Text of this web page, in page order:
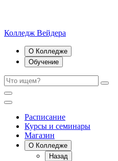
Колледж Вейдера
О Колледже
Обучение
Расписание
Курсы и семинары
Магазин
О Колледже
Назад